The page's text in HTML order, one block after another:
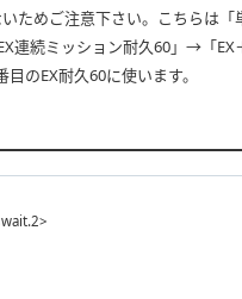
ためご注意下さい。こちらは「
連続ミッション耐久60」→「EX
のEX耐久60に使います。